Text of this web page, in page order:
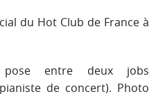
du Hot Club de France à
pose entre deux jobs
de concert). Photo